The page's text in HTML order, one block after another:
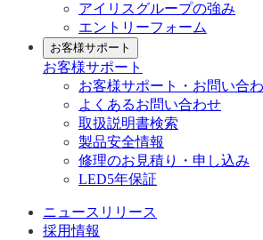
アイリスグループの強み
エントリーフォーム
お客様サポート
お客様サポート
お客様サポート・お問い合
よくあるお問い合わせ
取扱説明書検索
製品安全情報
修理のお見積り・申し込み
LED5年保証
ニュースリリース
採用情報